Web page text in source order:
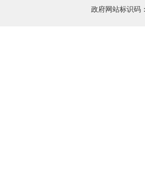
政府网站标识码